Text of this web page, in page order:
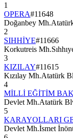
1
OPERA#11648
Doğanbey
2
SIHHİYE#11666
Korkutreis
3
KIZILAY#11615
Kızılay Mh.Atatürk
4
MİLLİ EĞİTİM
Devlet Mh.Atatürk
5
KARAYOLLARI
Devlet Mh.İsmet